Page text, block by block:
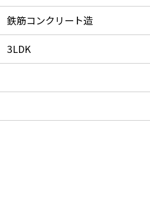
鉄筋コンクリート造
3LDK